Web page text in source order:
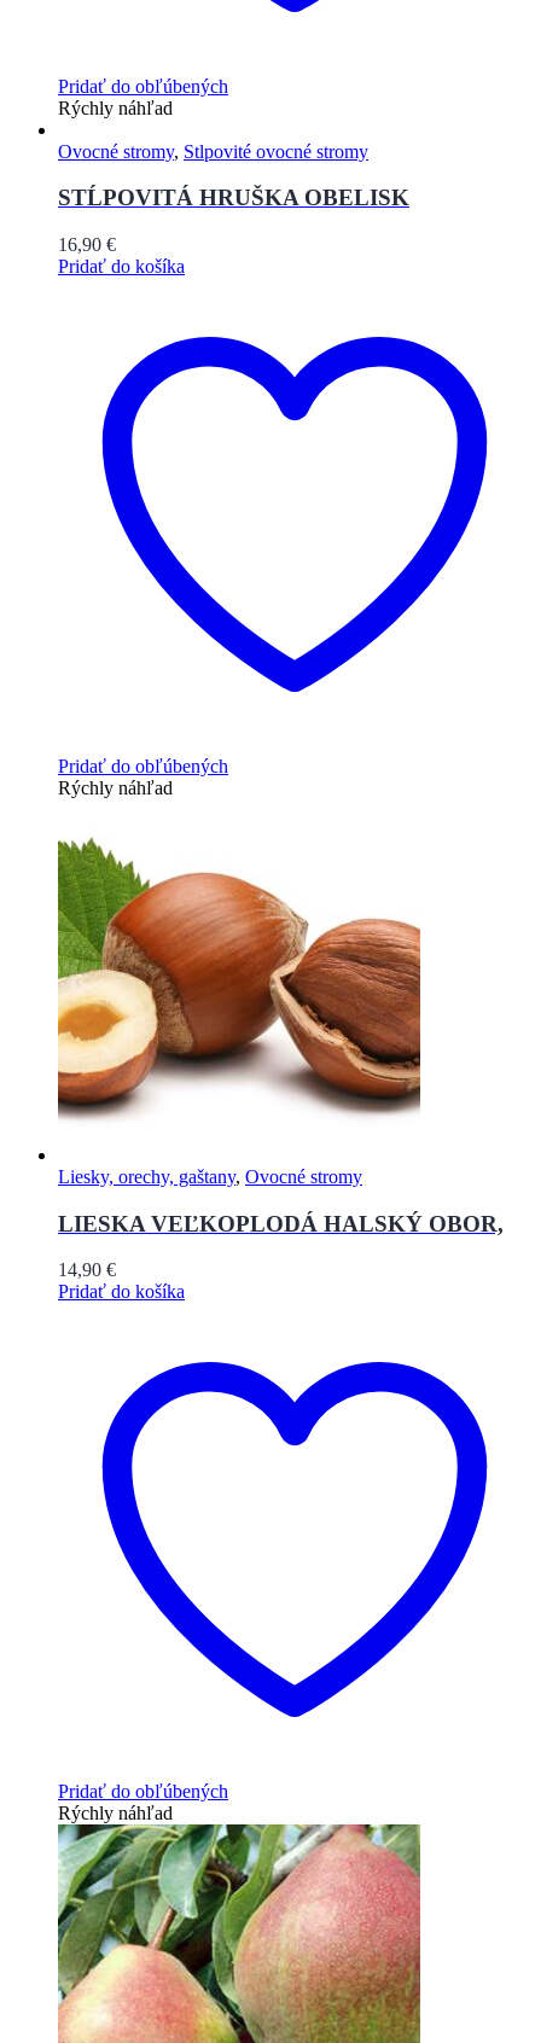
Pridať do obľúbených
Rýchly náhľad
Ovocné stromy, Stlpovité ovocné stromy
STĹPOVITÁ HRUŠKA OBELISK
16,90 €
Pridať do košíka
Pridať do obľúbených
Rýchly náhľad
Liesky, orechy, gaštany, Ovocné stromy
LIESKA VEĽKOPLODÁ HALSKÝ OBOR,
14,90 €
Pridať do košíka
Pridať do obľúbených
Rýchly náhľad